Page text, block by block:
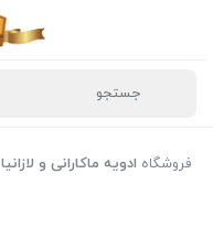
فروشگاه ادویه ماکارانی و لازانیا